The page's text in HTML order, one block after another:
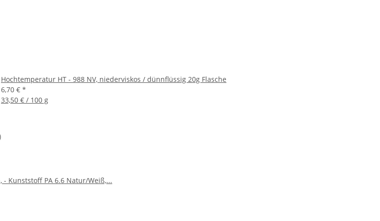
Hochtemperatur HT - 988 NV, niederviskos / dünnflüssig 20g Flasche
6,70 € *
33,50 € / 100 g